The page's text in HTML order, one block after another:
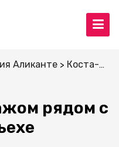
Аликанте Коста-Бланка
рядом с